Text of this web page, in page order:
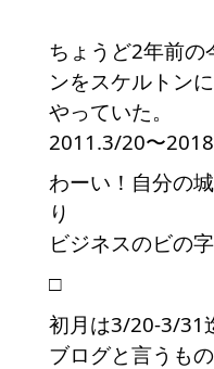
ちょうど2年前の
ンをスケルトン
やっていた。
2011.3/20〜
わーい！自分の
り
ビジネスのビの
□
初月は3/20-3/31
ブログと言うも